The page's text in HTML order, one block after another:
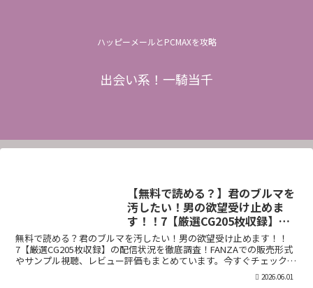
ハッピーメールとPCMAXを攻略
出会い系！一騎当千
【無料で読める？】君のブルマを
汚したい！男の欲望受け止めま
す！！7【厳選CG205枚収録】
【虚構クラブ】
無料で読める？君のブルマを汚したい！男の欲望受け止めます！！
7【厳選CG205枚収録】の配信状況を徹底調査！FANZAでの販売形式
やサンプル視聴、レビュー評価もまとめています。今すぐチェック！
2026.06.01